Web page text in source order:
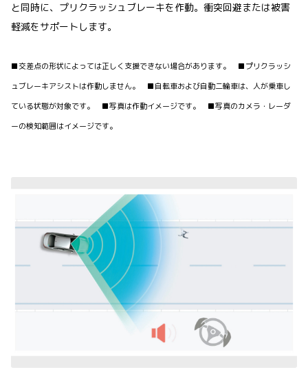
と同時に、プリクラッシュブレーキを作動。衝突回避または被害
軽減をサポートします。
■交差点の形状によっては正しく支援できない場合があります。 ■プリクラッシ
ュブレーキアシストは作動しません。 ■自転車および自動二輪車は、人が乗車し
ている状態が対象です。 ■写真は作動イメージです。 ■写真のカメラ・レーダ
ーの検知範囲はイメージです。